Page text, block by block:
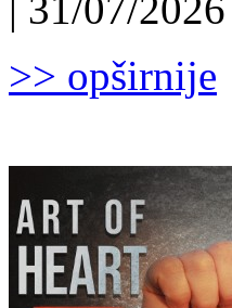
>> opširnije